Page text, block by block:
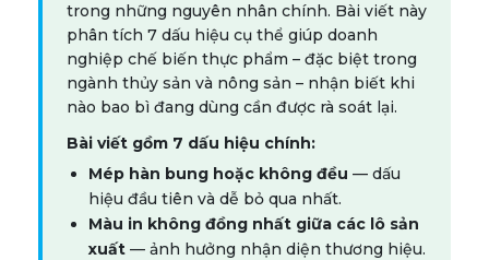
trong những nguyên nhân chính. Bài viết này
phân tích 7 dấu hiệu cụ thể giúp doanh
nghiệp chế biến thực phẩm – đặc biệt trong
ngành thủy sản và nông sản – nhận biết khi
nào bao bì đang dùng cần được rà soát lại.
Bài viết gồm 7 dấu hiệu chính:
Mép hàn bung hoặc không đều — dấu
hiệu đầu tiên và dễ bỏ qua nhất.
Màu in không đồng nhất giữa các lô sản
xuất — ảnh hưởng nhận diện thương hiệu.